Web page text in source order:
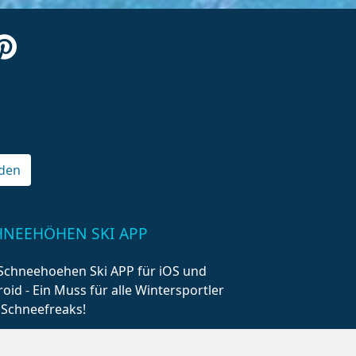
SKI APP
Ski APP für iOS und
- Ein Muss für alle Wintersportler